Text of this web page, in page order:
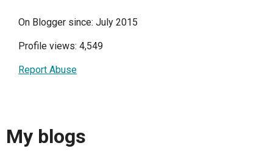
On Blogger since: July 2015
Profile views: 4,549
Report Abuse
My blogs